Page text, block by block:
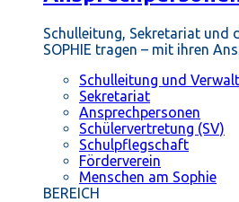
Schulleitung, Sekretariat und
SOPHIE tragen – mit ihren
Schulleitung und
Sekretariat
Ansprechpersonen
Schülervertretung (SV)
Schulpflegschaft
Förderverein
Menschen am Sophie
BEREICH